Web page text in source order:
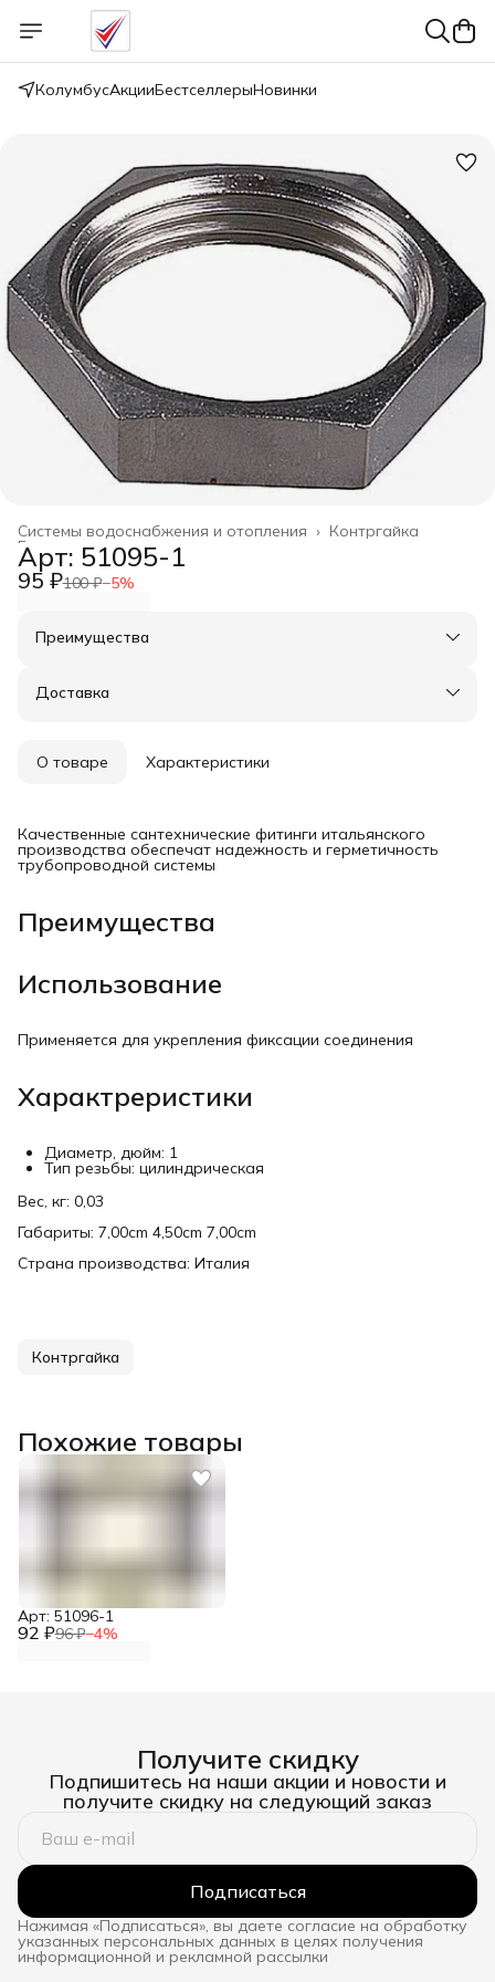
КолумбусАкцииБестселлерыНовинки
Контргайка
Системы водоснабжения и отопления ›
Главная ›
Арт: 51095-1
95 ₽100 ₽−5%
Преимущества
Оплата частями в Сплит
Удобный возврат
Доставка
О товаре Характеристики
Качественные сантехнические фитинги итальянского
производства обеспечат надежность и герметичность
трубопроводной системы
Преимущества
Использование
Применяется для укрепления фиксации соединения
Характреристики
Диаметр, дюйм: 1
Тип резьбы: цилиндрическая
Вес, кг: 0,03
Габариты: 7,00cm 4,50cm 7,00cm
Страна производства: Италия
Контргайка
Похожие товары
92 ₽96 ₽−4%
Арт: 51096-1
Получите скидку
Подпишитесь на наши акции и новости и
получите скидку на следующий заказ
Подписаться
Нажимая «Подписаться», вы даете согласие на обработку
указанных персональных данных в целях получения
информационной и рекламной рассылки